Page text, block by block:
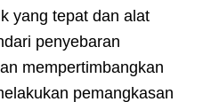
yang tepat dan alat
penyebaran
mempertimbangkan
pemangkasan